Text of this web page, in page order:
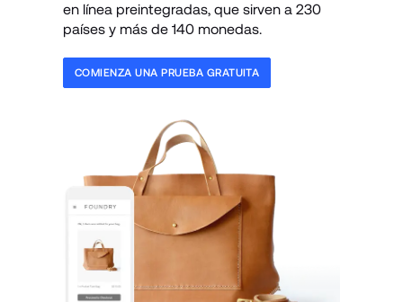
en línea preintegradas, que sirven a 230
países y más de 140 monedas.
COMIENZA UNA PRUEBA GRATUITA